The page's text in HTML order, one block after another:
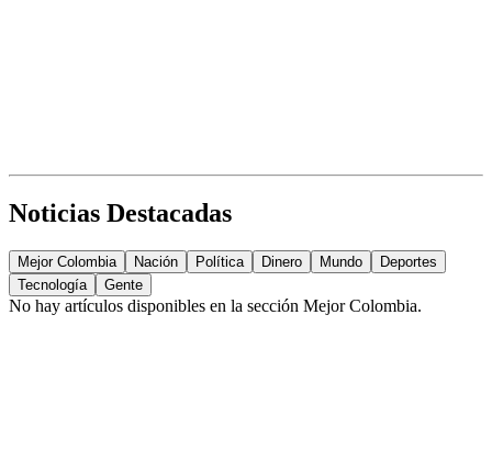
Noticias Destacadas
Mejor Colombia Nación Política Dinero Mundo
Deportes
Tecnología
Gente
No hay artículos disponibles en la sección Mejor Colombia.